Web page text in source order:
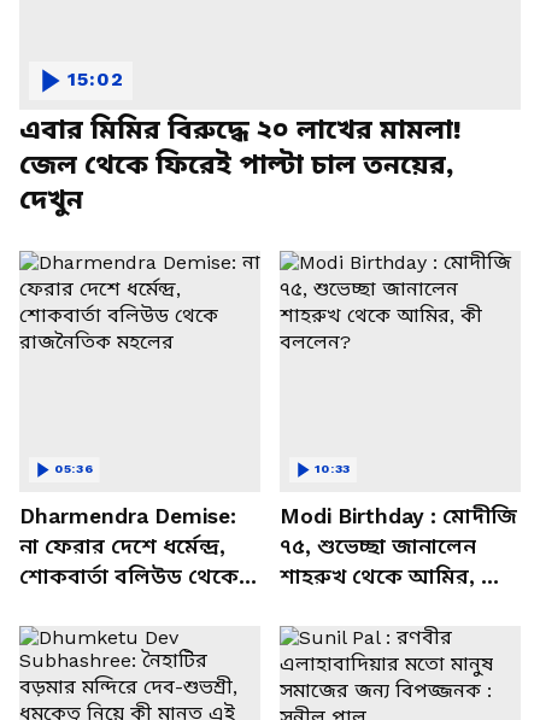
এবার মিমির বিরুদ্ধে ২০ লাখের মামলা!
জেল থেকে ফিরেই পাল্টা চাল তনয়ের,
দেখুন
15:02
Dharmendra Demise:
না ফেরার দেশে ধর্মেন্দ্র,
শোকবার্তা বলিউড থেকে
05:36
Modi Birthday : মোদীজি
৭৫, শুভেচ্ছা জানালেন
শাহরুখ থেকে আমির, কী
10:33